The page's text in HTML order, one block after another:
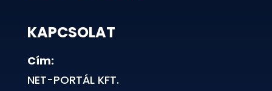
KAPCSOLAT
Cím:
NET-PORTÁL KFT.